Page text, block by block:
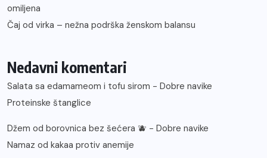
omiljena
Čaj od virka – nežna podrška ženskom balansu
Nedavni komentari
Salata sa edamameom i tofu sirom - Dobre navike
Proteinske štanglice
Džem od borovnica bez šećera 🫐 - Dobre navike
Namaz od kakaa protiv anemije